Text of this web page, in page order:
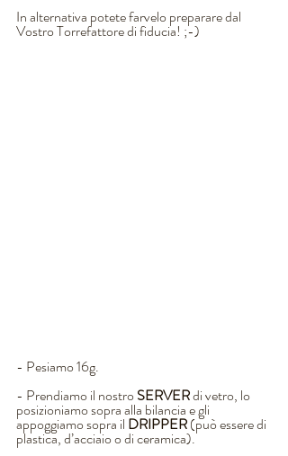
In alternativa potete farvelo preparare dal
Vostro Torrefattore di fiducia! ;-)
- Pesiamo 16g.
- Prendiamo il nostro SERVER di vetro, lo
posizioniamo sopra alla bilancia e gli
appoggiamo sopra il DRIPPER (può essere di
plastica, d’acciaio o di ceramica).